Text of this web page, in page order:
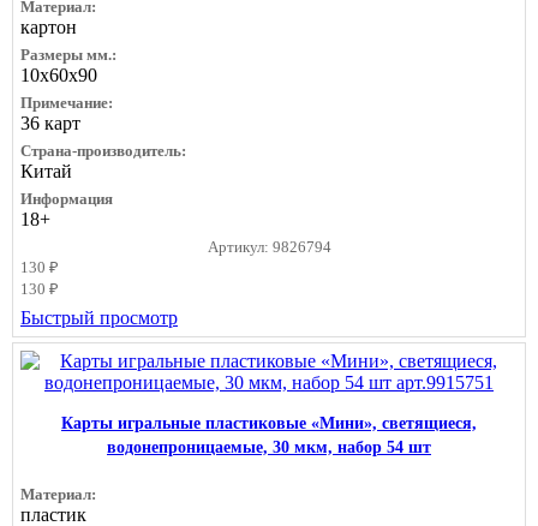
Материал:
картон
Размеры мм.:
10х60х90
Примечание:
36 карт
Страна-производитель:
Китай
Информация
18+
Артикул: 9826794
130 ₽
130 ₽
Быстрый просмотр
Карты игральные пластиковые «Мини», светящиеся,
водонепроницаемые, 30 мкм, набор 54 шт
Материал:
пластик